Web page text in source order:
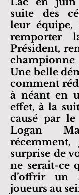
suite des
leur
remporter
Président,
championne
Une belle
comment
à néant en
effet, à la
causé par le
Logan
surprise de
ne serait-ce
d’offrir un
joueurs au